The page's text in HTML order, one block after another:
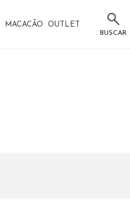
BUSCAR
MACACÃO OUTLET